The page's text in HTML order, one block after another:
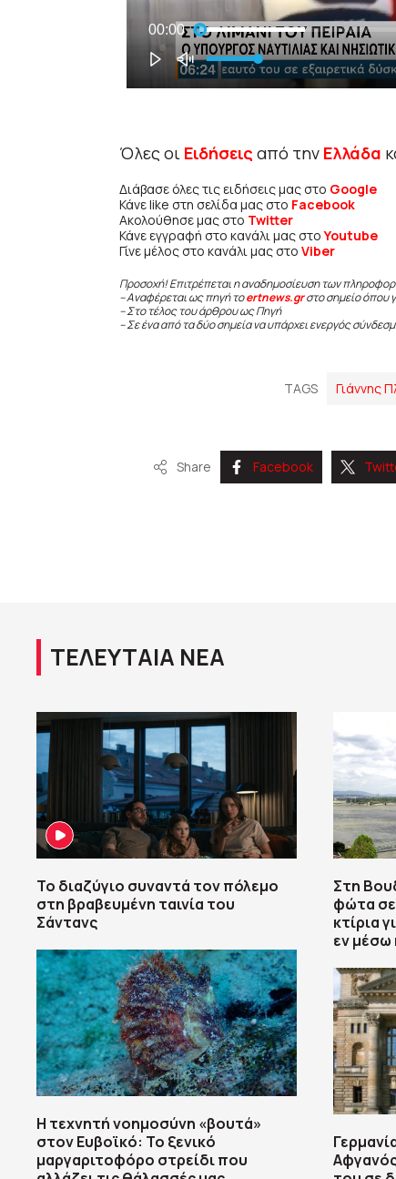
Όλες οι Ειδήσεις από την Ελλάδα
Διάβασε όλες τις ειδήσεις μας στο Google
Κάνε like στη σελίδα μας στο Facebook
Ακολούθησε μας στο Twitter
Κάνε εγγραφή στο κανάλι μας στοYoutube
Γίνε μέλος στο κανάλι μας στο Viber
Προσοχή! Επιτρέπεται η αναδημοσίευση των
– Αναφέρεται ως πηγή τοertnews.gr στο σημείο όπου
– Στο τέλος του άρθρου ως Πηγή
– Σε ένα από τα δύο σημεία να υπάρχει ενεργός
TAGS Γιάννης
Share Facebook
ΤΕΛΕΥΤΑΙΑ ΝΕΑ
Το διαζύγιο συναντά τον πόλεμο
στη βραβευμένη ταινία του
Σάντανς
Η τεχνητή νοημοσύνη «βουτά»
στον Ευβοϊκό: Το ξενικό
μαργαριτοφόρο στρείδι που
Στη
φώτα σε
κτίρια
εν